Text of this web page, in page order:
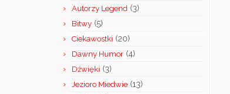
Autorzy Legend (3)
Bitwy (5)
Ciekawostki (20)
Dawny Humor (4)
Dźwięki (3)
Jezioro Miedwie (13)